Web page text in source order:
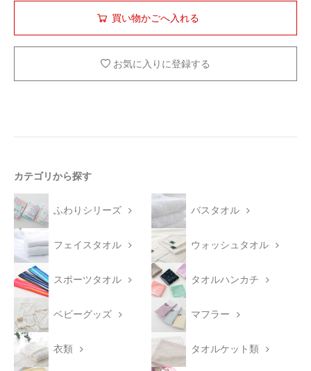
お気に入りに登録する
カテゴリから探す
ふわりシリーズ バスタオル
フェイスタオル ウォッシュタオル
スポーツタオル タオルハンカチ
ベビーグッズ マフラー
衣類 タオルケット類